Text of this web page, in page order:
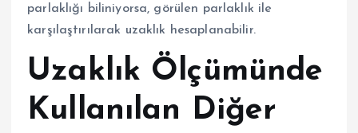
parlaklığı biliniyorsa, görülen parlaklık ile
karşılaştırılarak uzaklık hesaplanabilir.
Uzaklık Ölçümünde
Kullanılan Diğer